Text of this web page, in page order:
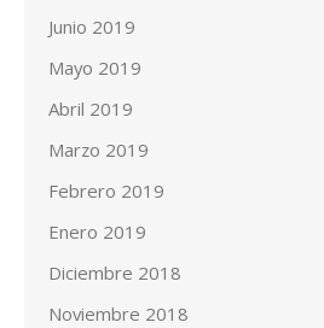
Junio 2019
Mayo 2019
Abril 2019
Marzo 2019
Febrero 2019
Enero 2019
Diciembre 2018
Noviembre 2018